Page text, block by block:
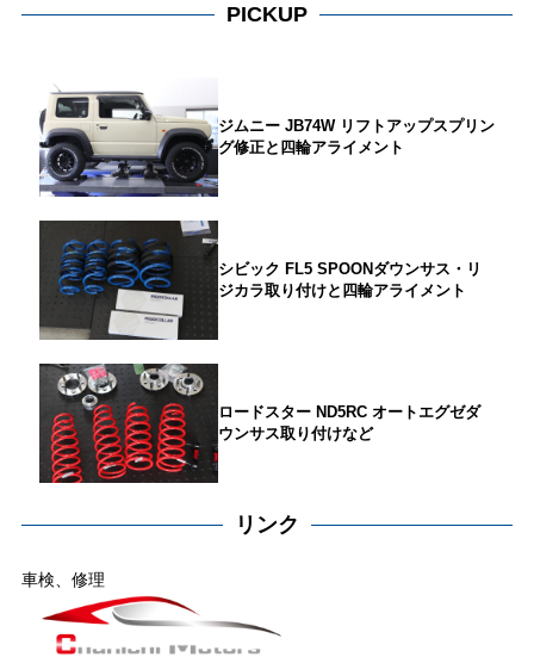
PICKUP
ジムニー JB74W リフトアップスプリン
グ修正と四輪アライメント
シビック FL5 SPOONダウンサス・リ
ジカラ取り付けと四輪アライメント
ロードスター ND5RC オートエグゼダ
ウンサス取り付けなど
リンク
車検、修理